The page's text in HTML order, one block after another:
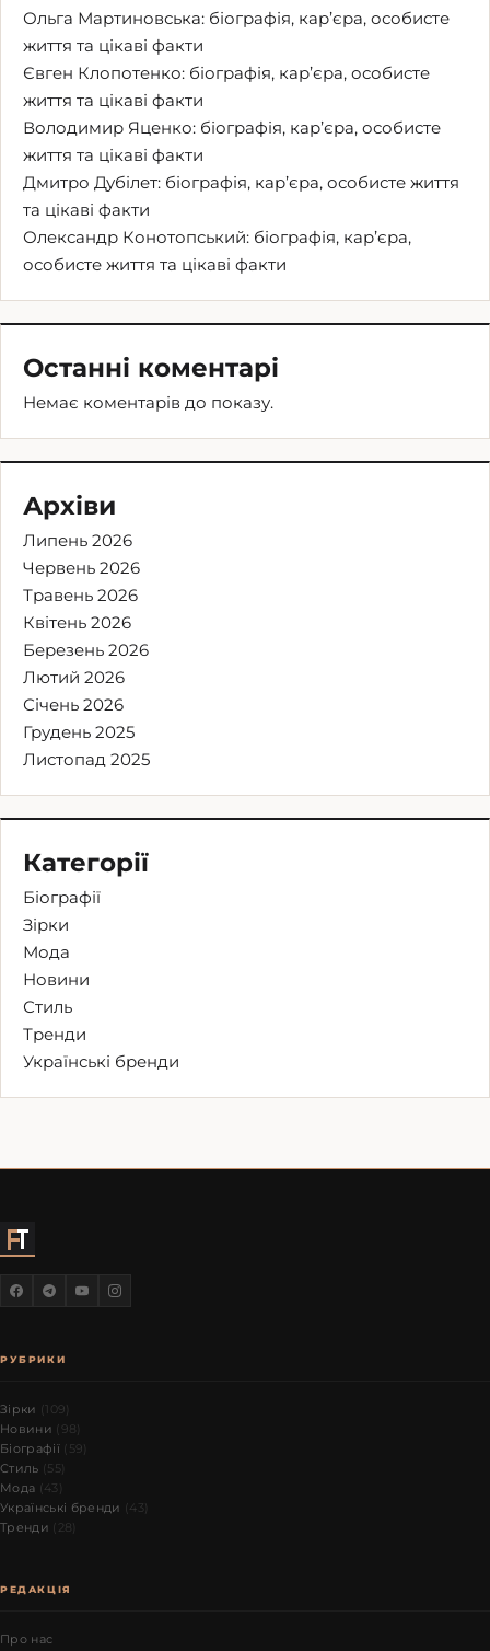
Ольга Мартиновська: біографія, кар’єра, особисте
життя та цікаві факти
Євген Клопотенко: біографія, кар’єра, особисте
життя та цікаві факти
Володимир Яценко: біографія, кар’єра, особисте
життя та цікаві факти
Дмитро Дубілет: біографія, кар’єра, особисте життя
та цікаві факти
Олександр Конотопський: біографія, кар’єра,
особисте життя та цікаві факти
Останні коментарі
Немає коментарів до показу.
Архіви
Липень 2026
Червень 2026
Травень 2026
Квітень 2026
Березень 2026
Лютий 2026
Січень 2026
Грудень 2025
Листопад 2025
Категорії
Біографії
Зірки
Мода
Новини
Стиль
Тренди
Українські бренди
РУБРИКИ
Зірки (109)
Новини (98)
Біографії (59)
Стиль (55)
Мода (43)
Українські бренди (43)
Тренди (28)
РЕДАКЦІЯ
Про нас